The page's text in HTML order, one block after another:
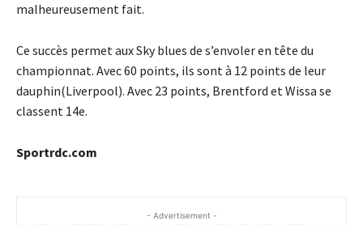
malheureusement fait.
Ce succès permet aux Sky blues de s’envoler en tête du
championnat. Avec 60 points, ils sont à 12 points de leur
dauphin(Liverpool). Avec 23 points, Brentford et Wissa se
classent 14e.
Sportrdc.com
- Advertisement -